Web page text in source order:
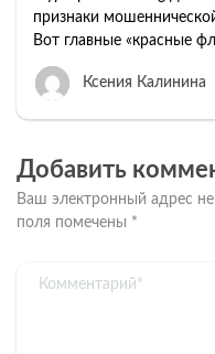
признаки
Вот главные «красные
Ксения Калинина
Добавить
Ваш электронный адрес
поля помечены *